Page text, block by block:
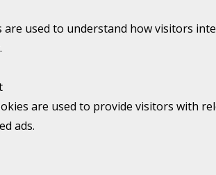
are used to understand how visitors
are used to provide visitors with
ads.